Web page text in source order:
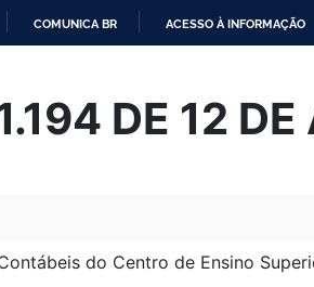
CONTEÚDO
COMUNICA BR ACESSO À INFORMAÇÃO
DE 12
do Centro de Ensino